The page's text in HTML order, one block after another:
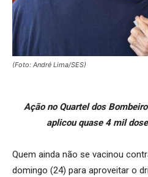
(Foto: André Lima/SES)
Ação no Quartel dos
aplicou quase 4 mil
Quem ainda não se vacinou
domingo (24) para aproveitar o